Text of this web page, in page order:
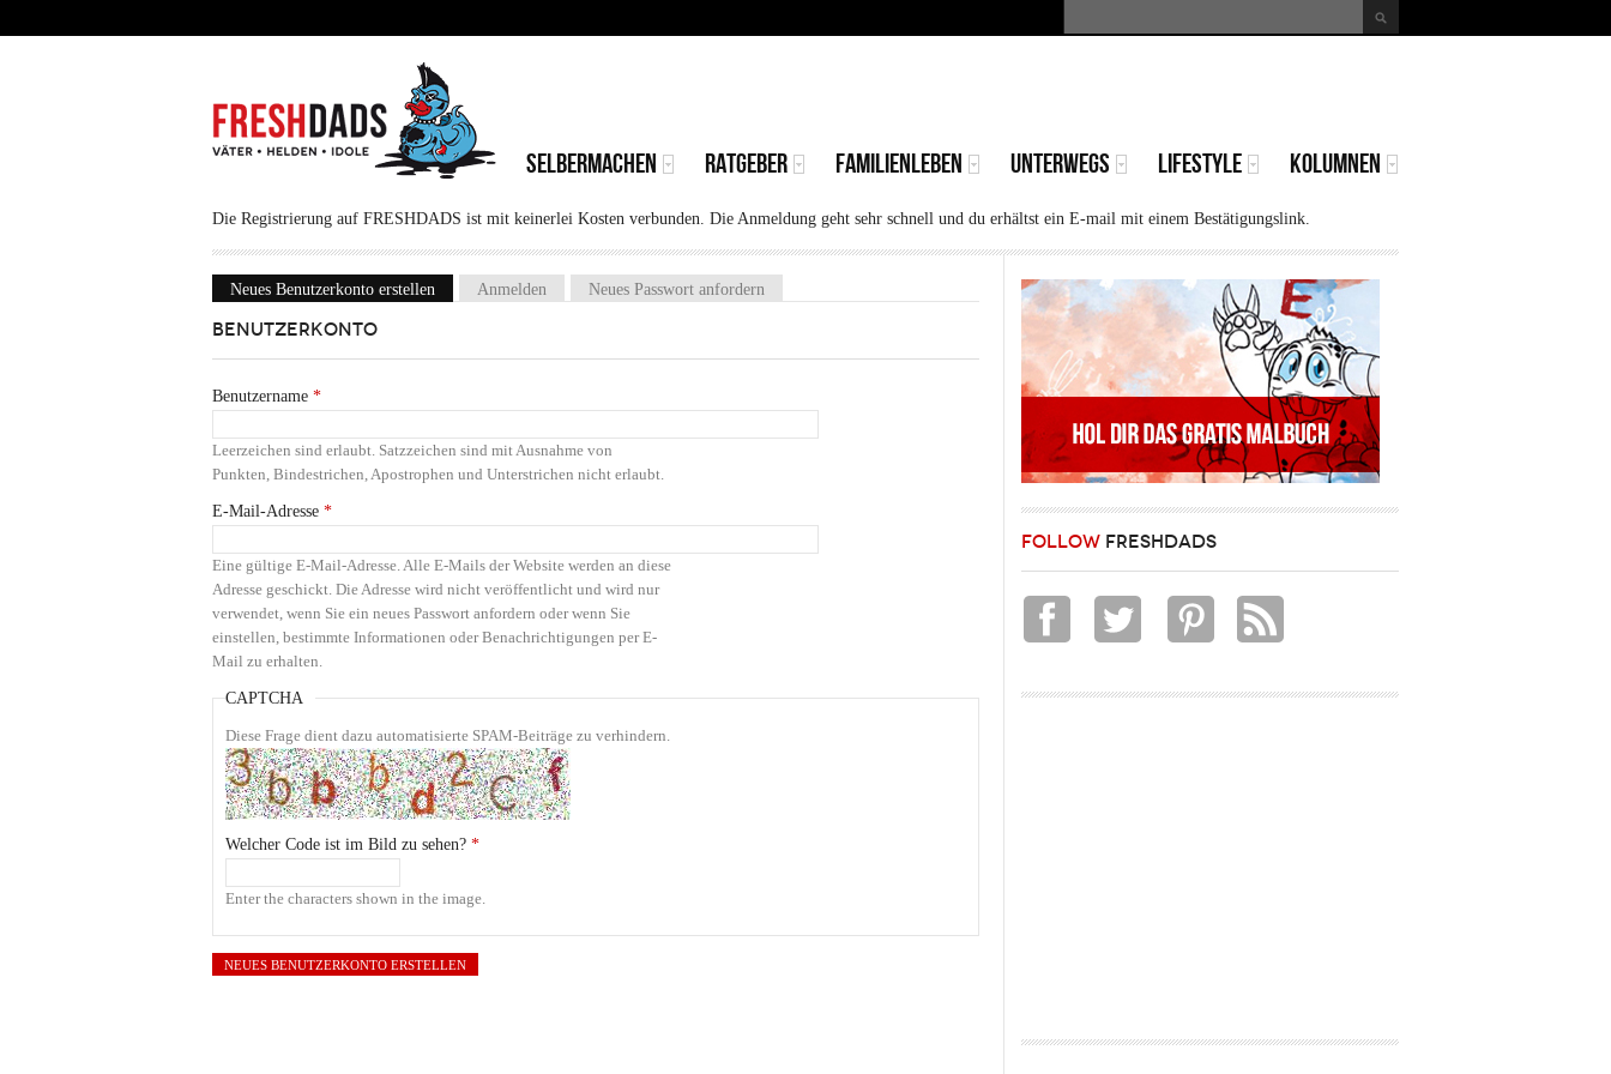
Suchformular
MAINMENU
SELBERMACHEN RATGEBER FAMILIENLEBEN UNTERWEGS LIFESTYLE KOLUMNEN
Die Registrierung auf FRESHDADS ist mit keinerlei Kosten verbunden. Die Anmeldung geht sehr schnell und du erhältst ein E-mail mit einem Bestätigungslink.
Haupt-Reiter
Neues Benutzerkonto erstellen (aktiver Reiter)
Anmelden Neues Passwort anfordern
BENUTZERKONTO
Benutzername *
Leerzeichen sind erlaubt. Satzzeichen sind mit Ausnahme von
Punkten, Bindestrichen, Apostrophen und Unterstrichen nicht erlaubt.
E-Mail-Adresse *
Eine gültige E-Mail-Adresse. Alle E-Mails der Website werden an diese
Adresse geschickt. Die Adresse wird nicht veröffentlicht und wird nur
verwendet, wenn Sie ein neues Passwort anfordern oder wenn Sie
einstellen, bestimmte Informationen oder Benachrichtigungen per E-
Mail zu erhalten.
CAPTCHA
Diese Frage dient dazu automatisierte SPAM-Beiträge zu verhindern.
Welcher Code ist im Bild zu sehen? *
Enter the characters shown in the image.
FOLLOW FRESHDADS